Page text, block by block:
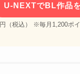
U-NEXTでBL作品
（税込） ※毎月1,200ポ